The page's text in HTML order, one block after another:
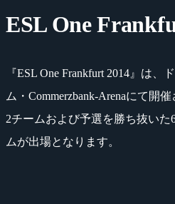
ESL One
『ESL One Frankfurt 2014』は
ム・Commerzbank-Arenaにて開
2チームおよび予選を勝ち抜い
ムが出場となります。